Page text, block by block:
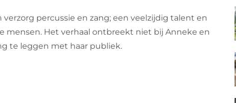
percussie en zang; een veelzijdig talent en
mensen. Het verhaal ontbreekt niet bij Anneke en
te leggen met haar publiek.